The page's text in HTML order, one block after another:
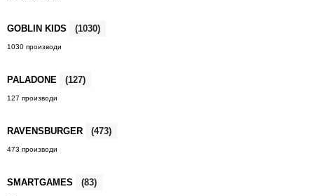
GOBLIN KIDS (1030)
1030 производи
PALADONE (127)
127 производи
RAVENSBURGER (473)
473 производи
SMARTGAMES (83)